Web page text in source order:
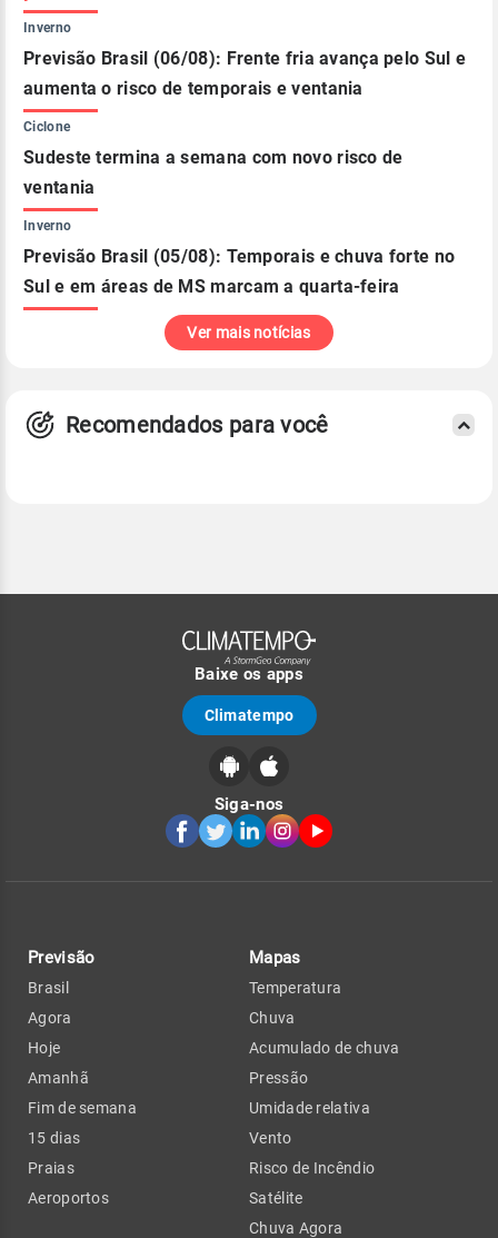
Inverno
Previsão Brasil (06/08): Frente fria avança pelo Sul e
aumenta o risco de temporais e ventania
Ciclone
Sudeste termina a semana com novo risco de
ventania
Inverno
Previsão Brasil (05/08): Temporais e chuva forte no
Sul e em áreas de MS marcam a quarta-feira
Ver mais notícias
Recomendados para você
Baixe os apps
Climatempo
Siga-nos
Previsão
Brasil
Agora
Hoje
Amanhã
Fim de semana
15 dias
Praias
Aeroportos
Mapas
Temperatura
Chuva
Acumulado de chuva
Pressão
Umidade relativa
Vento
Risco de Incêndio
Satélite
Chuva Agora